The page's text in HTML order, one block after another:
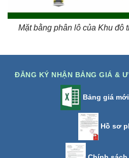
Mặt bằng phân lô của Khu đô
ĐĂNG KÝ NHẬN BẢNG GIÁ &
Bảng giá
Hồ sơ